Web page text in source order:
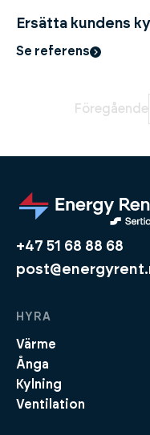
Ersätta kundens
Se referens
Föregående
+47 51 68 88 68
HYRA
Värme
Ånga
Kylning
Ventilation